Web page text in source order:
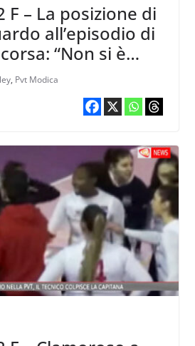
F – La posizione di
all’episodio di
“Non si è
di un atto
, Pvt Modica